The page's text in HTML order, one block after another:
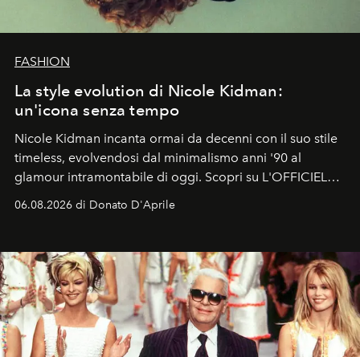
FASHION
La style evolution di Nicole Kidman:
un'icona senza tempo
Nicole Kidman incanta ormai da decenni con il suo stile
timeless, evolvendosi dal minimalismo anni '90 al
glamour intramontabile di oggi. Scopri su L'OFFICIEL
06.08.2026 di Donato D'Aprile